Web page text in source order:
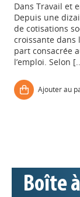
DansTravail et
Depuis une
de cotisations
croissante dans
part consacrée
l’emploi. Selon
Ajouter au
Boîte